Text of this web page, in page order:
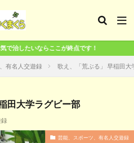
終点です！
有名人交遊録 歌え、「荒ぶる」 早稲田大
田大学ラグビー部
芸能、スポーツ、有名人交遊録